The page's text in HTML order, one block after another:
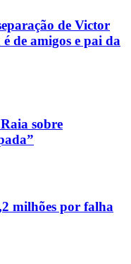
de Victor
de amigos e pai da
sobre
milhões por falha